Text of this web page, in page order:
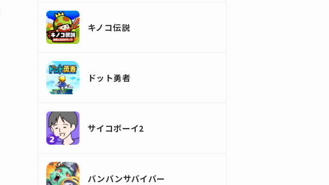
キノコ伝説
ドット勇者
サイコボーイ2
バンバンサバイバー